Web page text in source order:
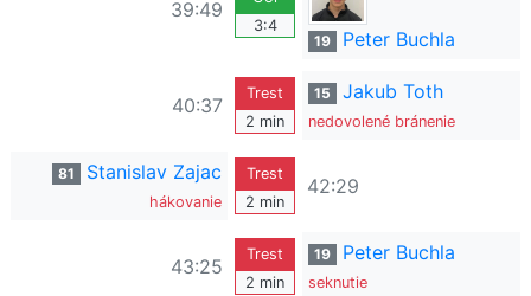
39:49
3:4
19
Peter Buchla
40:37
Trest
2 min
15 Jakub Toth
nedovolené bránenie
81 Stanislav Zajac
hákovanie
Trest
2 min
42:29
43:25
Trest
2 min
19 Peter Buchla
seknutie